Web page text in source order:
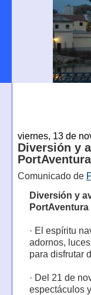
viernes, 13 de
Diversión y
PortAventura
Comunicado de
Diversión y
PortAventura
· El espíritu
adornos,
para disfrutar
· Del 21 de
espectáculos